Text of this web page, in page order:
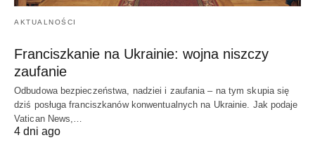
AKTUALNOŚCI
Franciszkanie na Ukrainie: wojna niszczy
zaufanie
Odbudowa bezpieczeństwa, nadziei i zaufania – na tym skupia się
dziś posługa franciszkanów konwentualnych na Ukrainie. Jak podaje
Vatican News,…
4 dni ago